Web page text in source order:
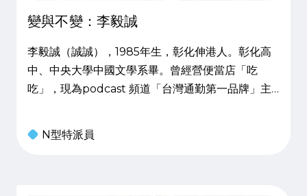
變與不變：李毅誠
李毅誠（誠誠），1985年生，彰化伸港人。彰化高
中、中央大學中國文學系畢。曾經營便當店「吃
吃」，現為podcast 頻道「台灣通勤第一品牌」主
彰路上的交叉路口，附近即是彰濱工業區。幾分鐘
N型特派員